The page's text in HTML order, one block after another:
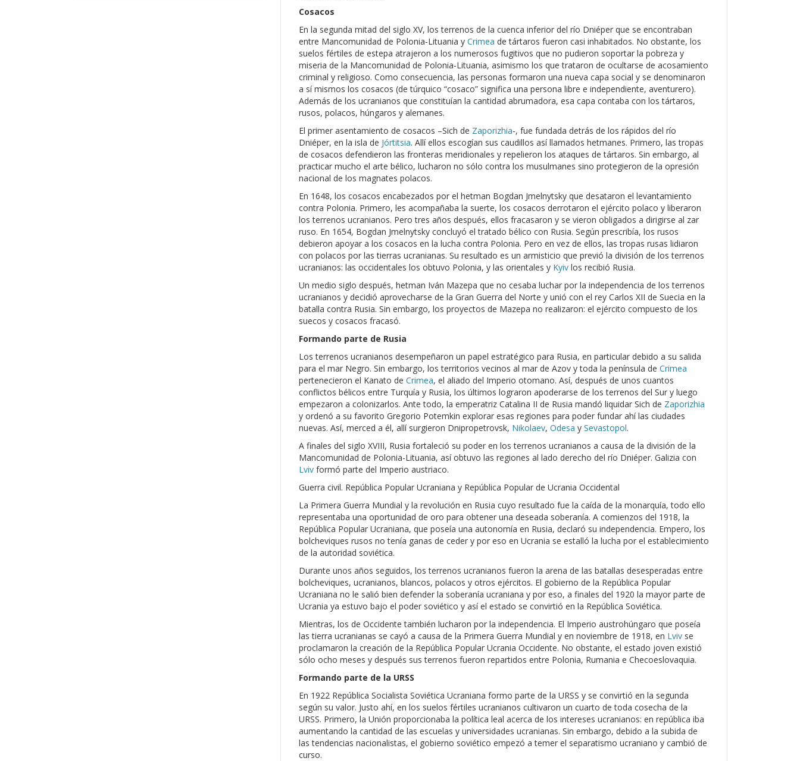
Cosacos
En la segunda mitad del siglo XV, los terrenos de la cuenca inferior del río Dniéper que se encontraban
entre Mancomunidad de Polonia-Lituania y Crimea de tártaros fueron casi inhabitados. No obstante, los
suelos fértiles de estepa atrajeron a los numerosos fugitivos que no pudieron soportar la pobreza y
miseria de la Mancomunidad de Polonia-Lituania, asimismo los que trataron de ocultarse de acosamiento
criminal y religioso. Como consecuencia, las personas formaron una nueva capa social y se denominaron
a sí mismos los cosacos (de túrquico “cosaco” significa una persona libre e independiente, aventurero).
Además de los ucranianos que constituían la cantidad abrumadora, esa capa contaba con los tártaros,
rusos, polacos, húngaros y alemanes.
El primer asentamiento de cosacos –Sich de Zaporizhia-, fue fundada detrás de los rápidos del río
Dniéper, en la isla de Jórtitsia. Allí ellos escogían sus caudillos así llamados hetmanes. Primero, las tropas
de cosacos defendieron las fronteras meridionales y repelieron los ataques de tártaros. Sin embargo, al
practicar mucho el arte bélico, lucharon no sólo contra los musulmanes sino protegieron de la opresión
nacional de los magnates polacos.
En 1648, los cosacos encabezados por el hetman Bogdan Jmelnytsky que desataron el levantamiento
contra Polonia. Primero, les acompañaba la suerte, los cosacos derrotaron el ejército polaco y liberaron
los terrenos ucranianos. Pero tres años después, ellos fracasaron y se vieron obligados a dirigirse al zar
ruso. En 1654, Bogdan Jmelnytsky concluyó el tratado bélico con Rusia. Según prescribía, los rusos
debieron apoyar a los cosacos en la lucha contra Polonia. Pero en vez de ellos, las tropas rusas lidiaron
con polacos por las tierras ucranianas. Su resultado es un armisticio que previó la división de los terrenos
ucranianos: las occidentales los obtuvo Polonia, y las orientales y Kyiv los recibió Rusia.
Un medio siglo después, hetman Iván Mazepa que no cesaba luchar por la independencia de los terrenos
ucranianos y decidió aprovecharse de la Gran Guerra del Norte y unió con el rey Carlos XII de Suecia en la
batalla contra Rusia. Sin embargo, los proyectos de Mazepa no realizaron: el ejército compuesto de los
suecos y cosacos fracasó.
Formando parte de Rusia
Los terrenos ucranianos desempeñaron un papel estratégico para Rusia, en particular debido a su salida
para el mar Negro. Sin embargo, los territorios vecinos al mar de Azov y toda la península de Crimea
pertenecieron el Kanato de Crimea, el aliado del Imperio otomano. Así, después de unos cuantos
conflictos bélicos entre Turquía y Rusia, los últimos lograron apoderarse de los terrenos del Sur y luego
empezaron a colonizarlos. Ante todo, la emperatriz Catalina II de Rusia mandó liquidar Sich de Zaporizhia
y ordenó a su favorito Gregorio Potemkin explorar esas regiones para poder fundar ahí las ciudades
nuevas. Así, merced a él, allí surgieron Dnipropetrovsk, Nikolaev, Odesa y Sevastopol.
A finales del siglo XVIII, Rusia fortaleció su poder en los terrenos ucranianos a causa de la división de la
Mancomunidad de Polonia-Lituania, así obtuvo las regiones al lado derecho del río Dniéper. Galizia con
Lviv formó parte del Imperio austriaco.
Guerra civil. República Popular Ucraniana y República Popular de Ucrania Occidental
La Primera Guerra Mundial y la revolución en Rusia cuyo resultado fue la caída de la monarquía, todo ello
representaba una oportunidad de oro para obtener una deseada soberanía. A comienzos del 1918, la
República Popular Ucraniana, que poseía una autonomía en Rusia, declaró su independencia. Empero, los
bolcheviques rusos no tenía ganas de ceder y por eso en Ucrania se estalló la lucha por el establecimiento
de la autoridad soviética.
Durante unos años seguidos, los terrenos ucranianos fueron la arena de las batallas desesperadas entre
bolcheviques, ucranianos, blancos, polacos y otros ejércitos. El gobierno de la República Popular
Ucraniana no le salió bien defender la soberanía ucraniana y por eso, a finales del 1920 la mayor parte de
Ucrania ya estuvo bajo el poder soviético y así el estado se convirtió en la República Soviética.
Mientras, los de Occidente también lucharon por la independencia. El Imperio austrohúngaro que poseía
las tierra ucranianas se cayó a causa de la Primera Guerra Mundial y en noviembre de 1918, en Lviv se
proclamaron la creación de la República Popular Ucrania Occidente. No obstante, el estado joven existió
sólo ocho meses y después sus terrenos fueron repartidos entre Polonia, Rumania e Checoeslovaquia.
Formando parte de la URSS
En 1922 República Socialista Soviética Ucraniana formo parte de la URSS y se convirtió en la segunda
según su valor. Justo ahí, en los suelos fértiles ucranianos cultivaron un cuarto de toda cosecha de la
URSS. Primero, la Unión proporcionaba la política leal acerca de los intereses ucranianos: en república iba
aumentando la cantidad de las escuelas y universidades ucranianas. Sin embargo, debido a la subida de
las tendencias nacionalistas, el gobierno soviético empezó a temer el separatismo ucraniano y cambió de
curso.